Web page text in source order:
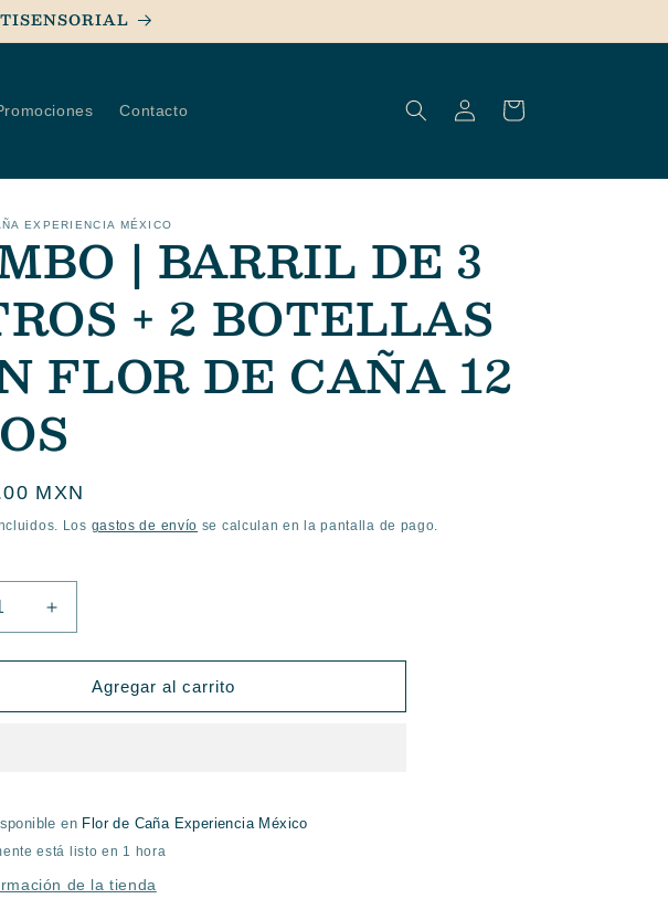
Contacto
sesión
Carrito
EXPERIENCIA MÉXICO| BARRIL DE 3
+ 2 BOTELLAS
FLOR DE CAÑA 12
MXN
Los gastos de envío se calculan en la pantalla de pago.
Aumentar
cantidad
para
COMBO
|
+
2
RON
Agregar al carrito
en Flor de Caña Experiencia México
está listo en 1 hora
de la tienda